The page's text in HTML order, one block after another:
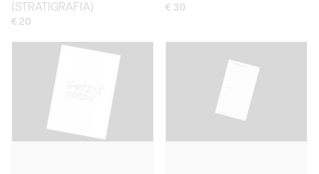
(STRATIGRAFIA)
€ 20
€ 30